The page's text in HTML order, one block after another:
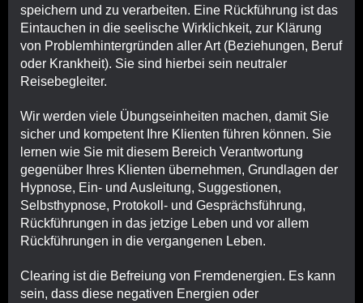
speichern und zu verarbeiten. Eine Rückführung ist das
Eintauchen in die seelische Wirklichkeit, zur Klärung
von Problemhintergründen aller Art (Beziehungen, Beruf
oder Krankheit). Sie sind hierbei sein neutraler
Reisebegleiter.
Wir werden viele Übungseinheiten machen, damit Sie
sicher und kompetent Ihre Klienten führen können. Sie
lernen wie Sie mit diesem Bereich Verantwortung
gegenüber Ihres Klienten übernehmen, Grundlagen der
Hypnose, Ein- und Ausleitung, Suggestionen,
Selbsthypnose, Protokoll- und Gesprächsführung,
Rückführungen in das jetzige Leben und vor allem
Rückführungen in die vergangenen Leben.
Clearing ist die Befreiung von Fremdenergien. Es kann
sein, dass diese negativen Energien oder